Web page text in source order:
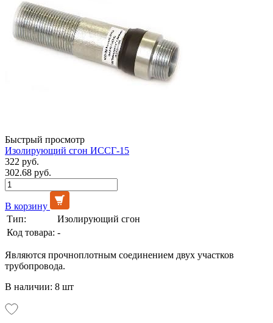
Быстрый просмотр
Изолирующий сгон ИССГ-15
322 руб.
302.68 руб.
В корзину
Тип:
Изолирующий сгон
Код товара: -
Являются прочноплотным соединением двух участков
трубопровода.
В наличии: 8 шт